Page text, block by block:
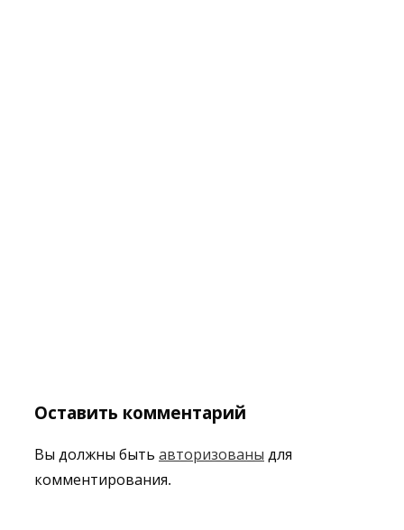
Оставить комментарий
Вы должны быть авторизованы для
комментирования.